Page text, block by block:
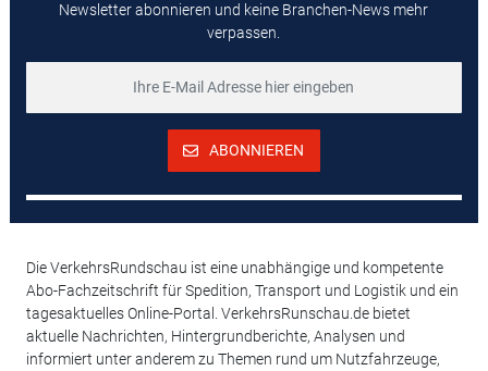
Newsletter abonnieren und keine Branchen-News mehr
verpassen.
ABONNIEREN
Die VerkehrsRundschau ist eine unabhängige und kompetente
Abo-Fachzeitschrift für Spedition, Transport und Logistik und ein
tagesaktuelles Online-Portal. VerkehrsRunschau.de bietet
aktuelle Nachrichten, Hintergrundberichte, Analysen und
informiert unter anderem zu Themen rund um Nutzfahrzeuge,